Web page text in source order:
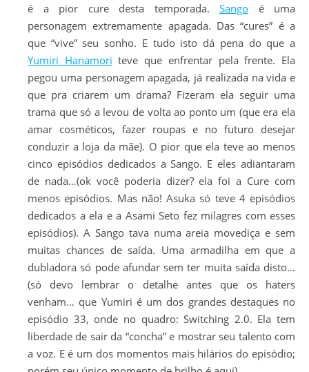
é a pior cure desta temporada. Sango é uma
personagem extremamente apagada. Das “cures” é a
que “vive” seu sonho. E tudo isto dá pena do que a
Yumiri Hanamori teve que enfrentar pela frente. Ela
pegou uma personagem apagada, já realizada na vida e
que pra criarem um drama? Fizeram ela seguir uma
trama que só a levou de volta ao ponto um (que era ela
amar cosméticos, fazer roupas e no futuro desejar
conduzir a loja da mãe). O pior que ela teve ao menos
cinco episódios dedicados a Sango. E eles adiantaram
de nada…(ok você poderia dizer? ela foi a Cure com
menos episódios. Mas não! Asuka só teve 4 episódios
dedicados a ela e a Asami Seto fez milagres com esses
episódios). A Sango tava numa areia movediça e sem
muitas chances de saída. Uma armadilha em que a
dubladora só pode afundar sem ter muita saída disto…
(só devo lembrar o detalhe antes que os haters
venham… que Yumiri é um dos grandes destaques no
episódio 33, onde no quadro: Switching 2.0. Ela tem
liberdade de sair da “concha” e mostrar seu talento com
a voz. E é um dos momentos mais hilários do episódio;